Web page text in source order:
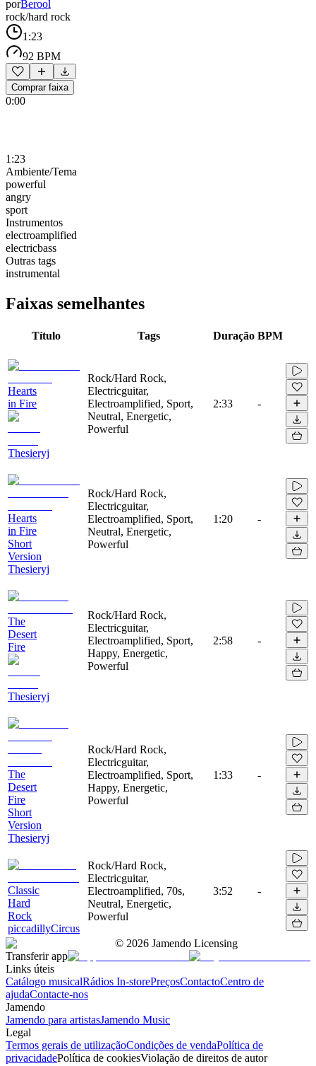
porBerool
rock/hard rock
1:23
92 BPM
Comprar faixa
0:00
1:23
Ambiente/Tema
powerful
angry
sport
Instrumentos
electroamplified
electricbass
Outras tags
instrumental
Faixas semelhantes
Título Tags Duração BPM
Hearts
in Fire
Thesieryj
Rock/Hard Rock,
Electricguitar,
Electroamplified, Sport,
Neutral, Energetic,
Powerful
2:33 -
Hearts
in Fire
Short
Version
Thesieryj
Rock/Hard Rock,
Electricguitar,
Electroamplified, Sport,
Neutral, Energetic,
Powerful
1:20 -
The
Desert
Fire
Thesieryj
Rock/Hard Rock,
Electricguitar,
Electroamplified, Sport,
Happy, Energetic,
Powerful
2:58 -
The
Desert
Fire
Short
Version
Thesieryj
Rock/Hard Rock,
Electricguitar,
Electroamplified, Sport,
Happy, Energetic,
Powerful
1:33 -
Classic
Hard
Rock
piccadillyCircus
Rock/Hard Rock,
Electricguitar,
Electroamplified, 70s,
Neutral, Energetic,
Powerful
3:52 -
© 2026 Jamendo Licensing
Transferir app
Links úteis
Catálogo musicalRádios In-storePreçosContactoCentro de
ajudaContacte-nos
Jamendo
Jamendo para artistasJamendo Music
Legal
Termos gerais de utilizaçãoCondições de vendaPolítica de
privacidadePolítica de cookiesViolação de direitos de autor